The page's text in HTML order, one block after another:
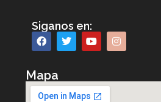
Siganos en:
Mapa